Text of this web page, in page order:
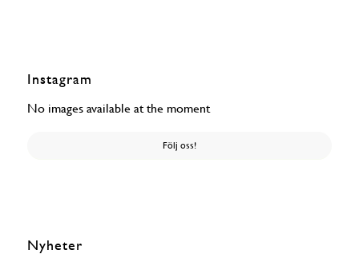
Instagram
No images available at the moment
Följ oss!
Nyheter